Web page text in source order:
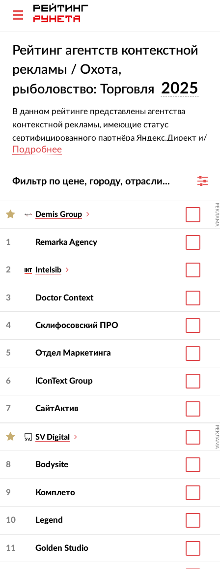
Рейтинг агентств контекстной
рекламы / Охота,
рыболовство: Торговля 2025
В данном рейтинге представлены агентства
контекстной рекламы, имеющие статус
сертифицированного партнёра Яндекс.Директ и/
или Google AdWords.
Подробнее
Фильтр по цене, городу, отрасли...
Demis Group РЕКЛАМА
1 Remarka Agency
2 Intelsib
3 Doctor Context
4 Склифосовский ПРО
5 Отдел Маркетинга
6 iConText Group
7 СайтАктив
SV Digital РЕКЛАМА
8 Bodysite
9 Комплето
10 Legend
11 Golden Studio